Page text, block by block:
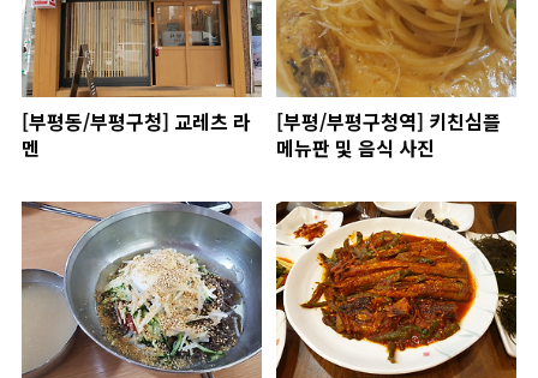
[부평동/부평구청] 교레츠 라
멘
[부평/부평구청역] 키친심플
메뉴판 및 음식 사진